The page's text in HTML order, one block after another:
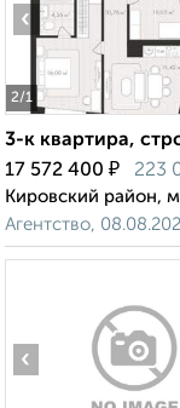
2/1
‹
3-к квартира,
17 572 400 ₽ 223
Кировский
Агентство,
‹